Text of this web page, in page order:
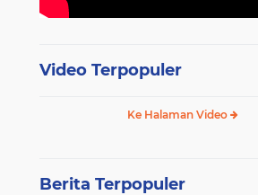
Video Terpopuler
Ke Halaman Video
Berita Terpopuler